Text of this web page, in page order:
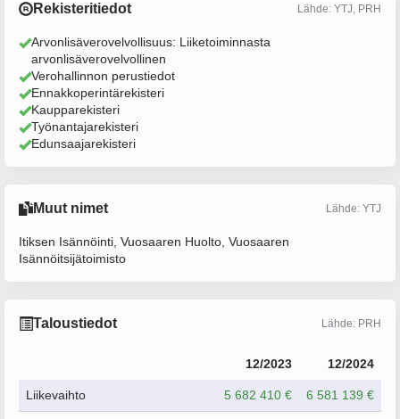
Rekisteritiedot Lähde: YTJ, PRH
Arvonlisäverovelvollisuus: Liiketoiminnasta
arvonlisäverovelvollinen
Verohallinnon perustiedot
Ennakkoperintärekisteri
Kaupparekisteri
Työnantajarekisteri
Edunsaajarekisteri
Muut nimet Lähde: YTJ
Itiksen Isännöinti, Vuosaaren Huolto, Vuosaaren
Isännöitsijätoimisto
Taloustiedot Lähde: PRH
12/2023 12/2024
Liikevaihto 5 682 410 € 6 581 139 €